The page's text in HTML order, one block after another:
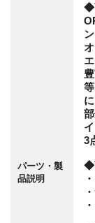
パーツ・製
品説明
◆
ン
3
◆